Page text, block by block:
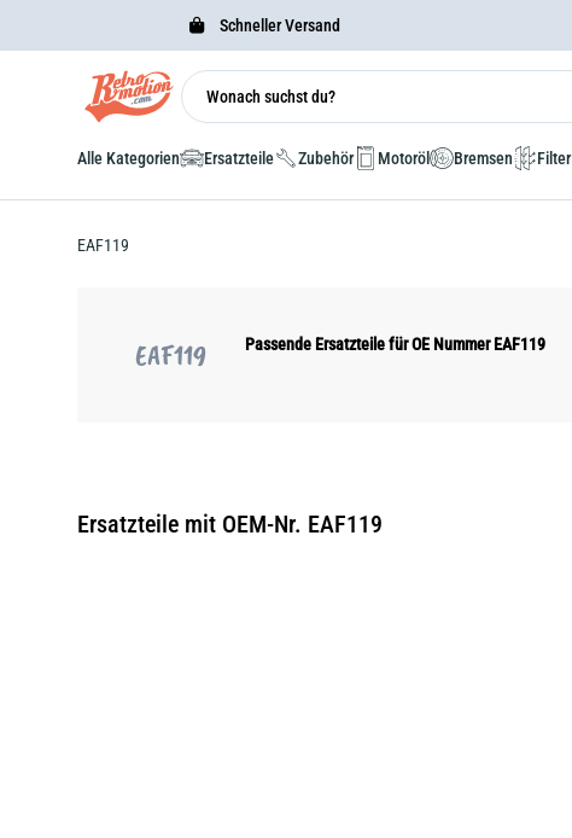
Schneller Versand
Alle Kategorien Ersatzteile Zubehör Motoröl Bremsen Filter
EAF119
EAF119 Passende Ersatzteile für OE Nummer EAF119
Ersatzteile mit OEM-Nr. EAF119